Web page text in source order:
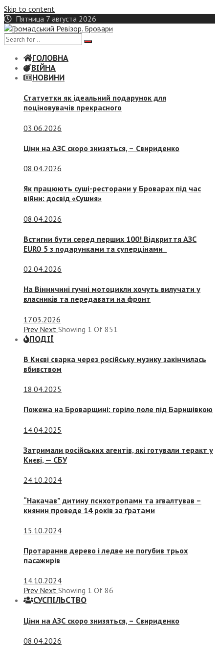
Skip to content
Пятница 7 августа 2026
ГОЛОВНА
ВІЙНА
НОВИНИ
Статуетки як ідеальний подарунок для
поціновувачів прекрасного
03.06.2026
Ціни на АЗС скоро знизяться, – Свириденко
08.04.2026
Як працюють суші-ресторани у Броварах під час
війни: досвід «Сушия»
08.04.2026
Встигни бути серед перших 100! Відкриття АЗС
EURO 5 з подарунками та суперцінами
02.04.2026
На Вінничині гучні мотоцикли хочуть вилучати у
власників та передавати на фронт
17.03.2026
Prev Next Showing 1 Of 851
ПОДІЇ
В Києві сварка через російську музику закінчилась
вбивством
18.04.2025
Пожежа на Броварщині: горіло поле під Баришівкою
14.04.2025
Затримали російських агентів, які готували теракт у
Києві, — СБУ
24.10.2024
“Накачав” дитину психотропами та згвалтував –
киянин проведе 14 років за ґратами
15.10.2024
Протаранив дерево і ледве не погубив трьох
пасажирів
14.10.2024
Prev Next Showing 1 Of 86
СУСПIЛЬСТВО
Ціни на АЗС скоро знизяться, – Свириденко
08.04.2026